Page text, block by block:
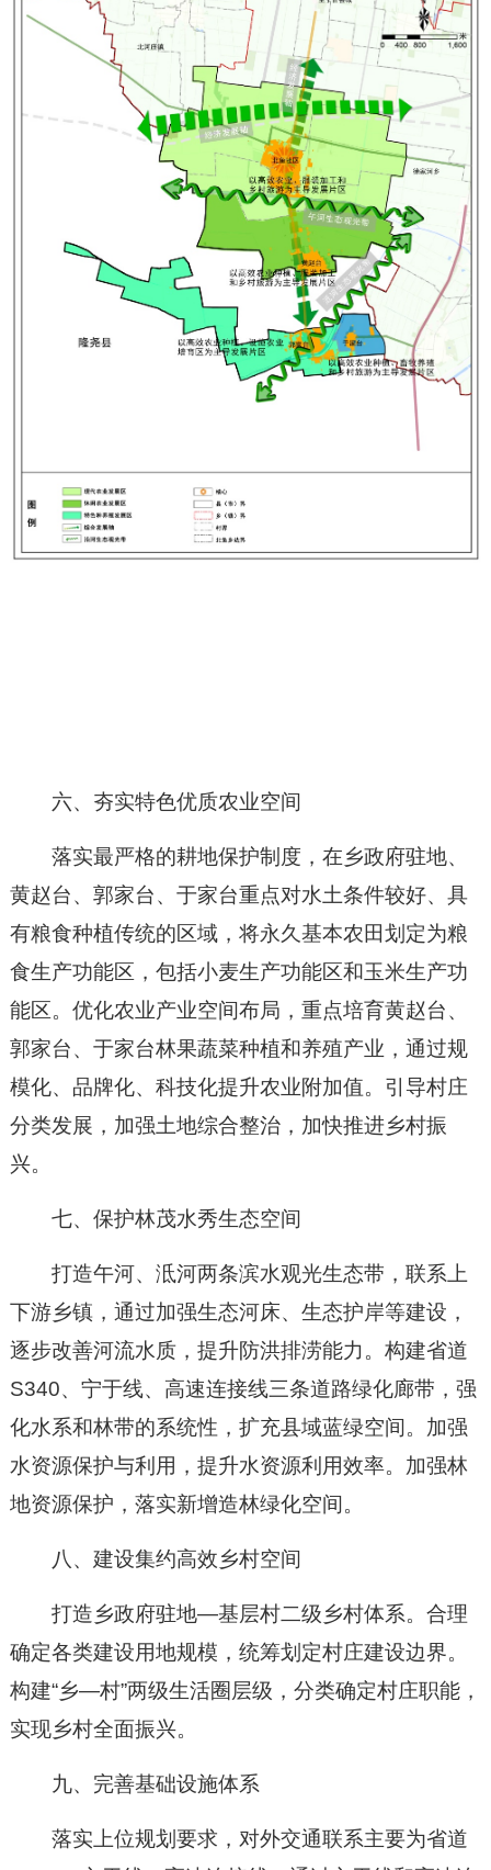
六、夯实特色优质农业空间
落实最严格的耕地保护制度，在乡政府驻地、
黄赵台、郭家台、于家台重点对水土条件较好、具
有粮食种植传统的区域，将永久基本农田划定为粮
食生产功能区，包括小麦生产功能区和玉米生产功
能区。优化农业产业空间布局，重点培育黄赵台、
郭家台、于家台林果蔬菜种植和养殖产业，通过规
模化、品牌化、科技化提升农业附加值。引导村庄
分类发展，加强土地综合整治，加快推进乡村振
兴。
七、保护林茂水秀生态空间
打造午河、泜河两条滨水观光生态带，联系上
下游乡镇，通过加强生态河床、生态护岸等建设，
逐步改善河流水质，提升防洪排涝能力。构建省道
S340、宁于线、高速连接线三条道路绿化廊带，强
化水系和林带的系统性，扩充县域蓝绿空间。加强
水资源保护与利用，提升水资源利用效率。加强林
地资源保护，落实新增造林绿化空间。
八、建设集约高效乡村空间
打造乡政府驻地—基层村二级乡村体系。合理
确定各类建设用地规模，统筹划定村庄建设边界。
构建“乡—村”两级生活圈层级，分类确定村庄职能，
实现乡村全面振兴。
九、完善基础设施体系
落实上位规划要求，对外交通联系主要为省道